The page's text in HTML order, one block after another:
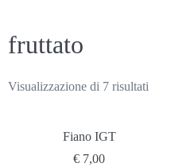
fruttato
Visualizzazione di 7 risultati
Fiano IGT
€ 7,00